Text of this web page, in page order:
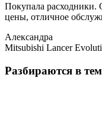
Покупала расходники.
цены, отличное
Александра
Mitsubishi Lancer
Разбираются в